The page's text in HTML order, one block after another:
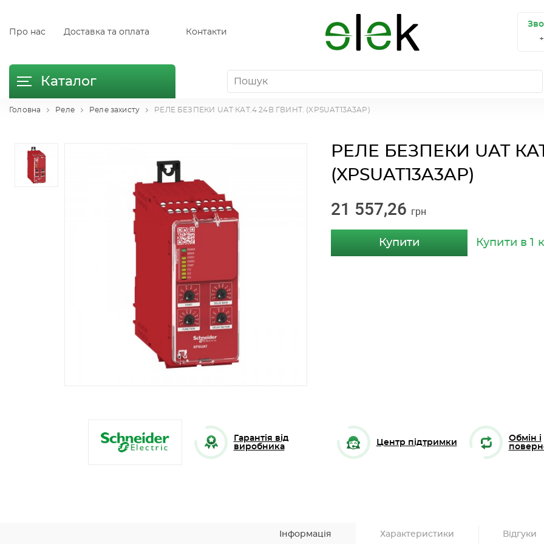
Про нас Доставка та оплата Контакти
Каталог
Головна Реле Реле захисту РЕЛЕ БЕЗПЕКИ UAT КАТ.4 24В ГВИНТ. (XPSUAT13A3AP)
РЕЛЕ БЕЗПЕКИ UAT
(XPSUAT13A3AP)
21 557,26 грн
Купити Купити в 1
Гарантія від
виробника
Центр підтримки
Обмін і
Інформація Характеристики Відгуки